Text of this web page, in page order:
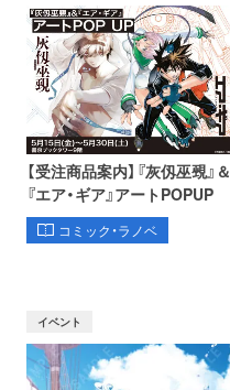
【受注商品案内】『灰仭巫覡』＆
『エア・ギア』アートPOPUP
コミック・ラノベ
イベント